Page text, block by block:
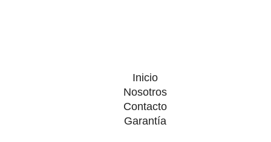
Inicio
Nosotros
Contacto
Garantía